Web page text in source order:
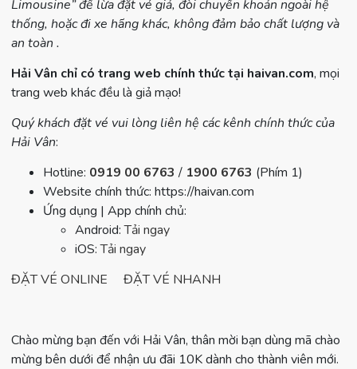
Limousine” để lừa đặt vé giả, đòi chuyển khoản ngoài hệ
thống, hoặc đi xe hãng khác, không đảm bảo chất lượng và
an toàn .
Hải Vân chỉ có trang web chính thức tại haivan.com, mọi
trang web khác đều là giả mạo!
Quý khách đặt vé vui lòng liên hệ các kênh chính thức của
Hải Vân:
Hotline: 0919 00 6763 / 1900 6763 (Phím 1)
Website chính thức: https://haivan.com
Ứng dụng | App chính chủ:
Android:Tải ngay
iOS:Tải ngay
ĐẶT VÉ ONLINE
ĐẶT VÉ NHANH
Chào mừng bạn đến với Hải Vân, thân mời bạn dùng mã chào
mừng bên dưới để nhận ưu đãi 10K dành cho thành viên mới.